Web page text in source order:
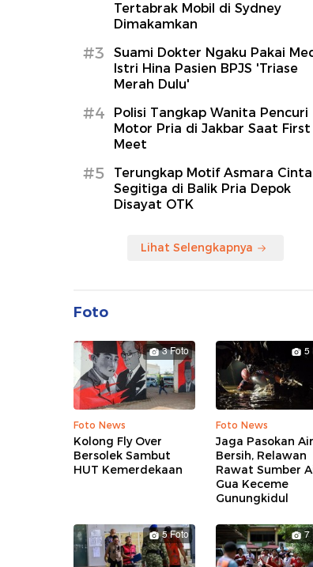
Tertabrak Mobil di Sydney
Dimakamkan
#3
Suami Dokter Ngaku Pakai
Istri Hina Pasien BPJS 'Triase
Merah Dulu'
#4
Polisi Tangkap Wanita Pencuri
Motor Pria di Jakbar Saat First
Meet
#5
Terungkap Motif Asmara Cinta
Segitiga di Balik Pria Depok
Disayat OTK
Lihat Selengkapnya
Foto
3 Foto
Foto News
Kolong Fly Over
Bersolek Sambut
HUT Kemerdekaan
5
Foto News
Jaga Pasokan Air
Bersih, Relawan
Rawat Sumber
Gua Keceme
Gunungkidul
5 Foto 7